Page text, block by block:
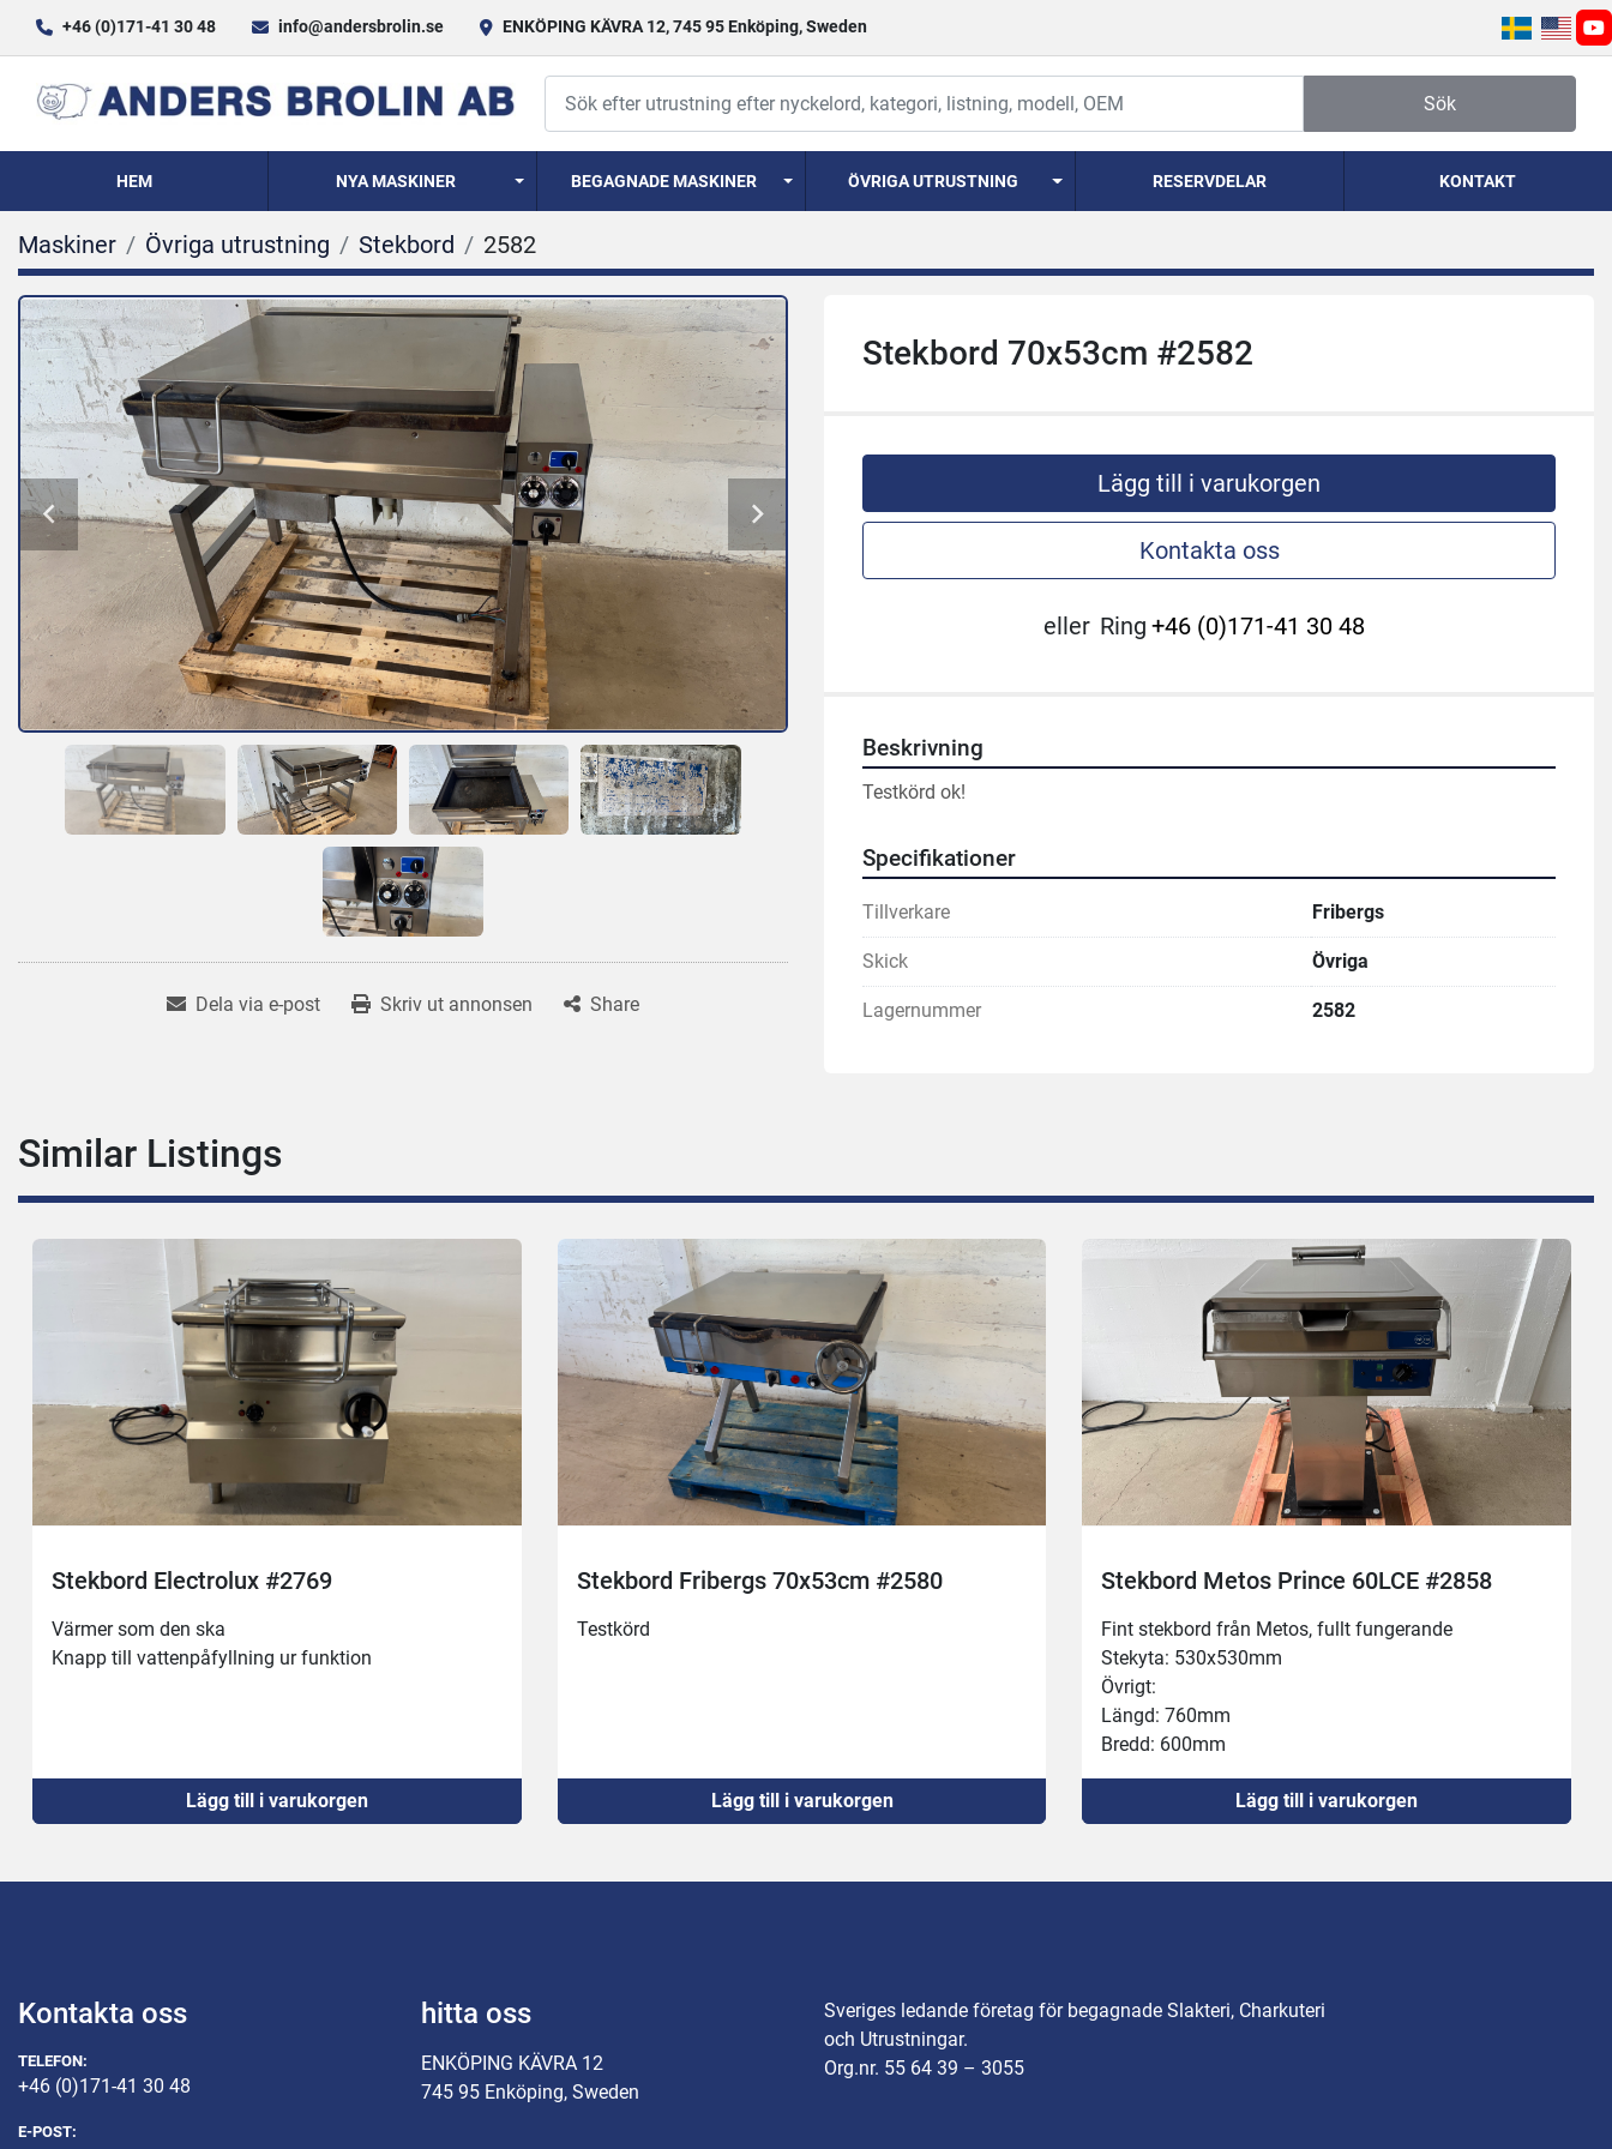
+46 (0)171-41 30 48 info@andersbrolin.se ENKÖPING KÄVRA 12, 745 95 Enköping, Sweden
Sök
HEM NYA MASKINER BEGAGNADE MASKINER ÖVRIGA UTRUSTNING RESERVDELAR KONTAKT
Maskiner Övriga utrustning Stekbord 2582
Dela via e-post Skriv ut annonsen Share
Stekbord 70x53cm #2582
Lägg till i varukorgen
Kontakta oss
eller Ring +46 (0)171-41 30 48
Beskrivning
Testkörd ok!
Specifikationer
Tillverkare Fribergs
Skick Övriga
Lagernummer 2582
Similar Listings
Stekbord Electrolux #2769
Värmer som den ska
Knapp till vattenpåfyllning ur funktion
Lägg till i varukorgen
Stekbord Fribergs 70x53cm #2580
Testkörd
Lägg till i varukorgen
Stekbord Metos Prince 60LCE #2858
Fint stekbord från Metos, fullt fungerande
Stekyta: 530x530mm
Övrigt:
Längd: 760mm
Bredd: 600mm
Höjd: 900mm
Obs: Bordet bultas fast i golvet!
Lägg till i varukorgen
Kontakta oss
TELEFON:
+46 (0)171-41 30 48
E-POST:
hitta oss
ENKÖPING KÄVRA 12
745 95 Enköping, Sweden
Sveriges ledande företag för begagnade Slakteri, Charkuteri
och Utrustningar.
Org.nr. 55 64 39 – 3055